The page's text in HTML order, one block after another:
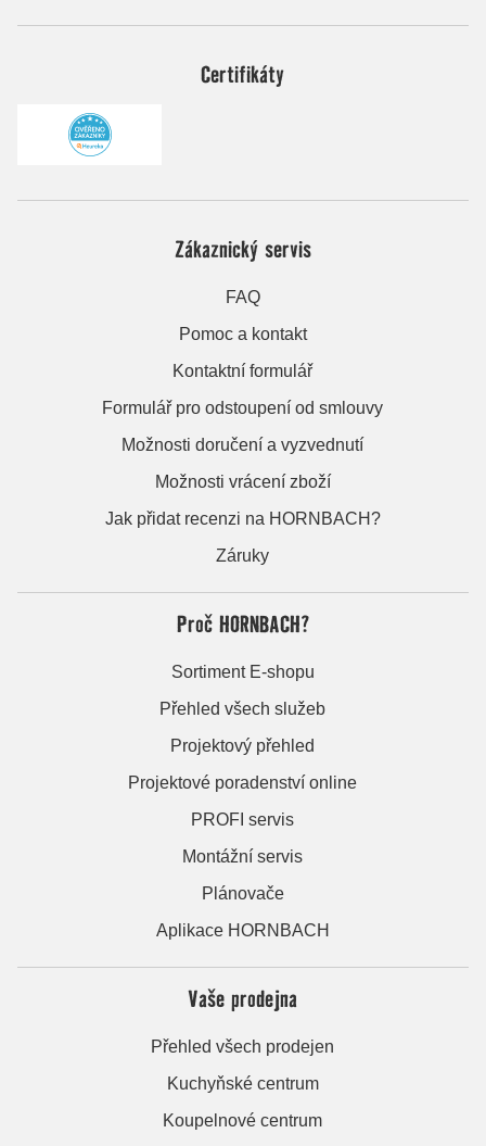
Certifikáty
Zákaznický servis
FAQ
Pomoc a kontakt
Kontaktní formulář
Formulář pro odstoupení od smlouvy
Možnosti doručení a vyzvednutí
Možnosti vrácení zboží
Jak přidat recenzi na HORNBACH?
Záruky
Proč HORNBACH?
Sortiment E-shopu
Přehled všech služeb
Projektový přehled
Projektové poradenství online
PROFI servis
Montážní servis
Plánovače
Aplikace HORNBACH
Vaše prodejna
Přehled všech prodejen
Kuchyňské centrum
Koupelnové centrum